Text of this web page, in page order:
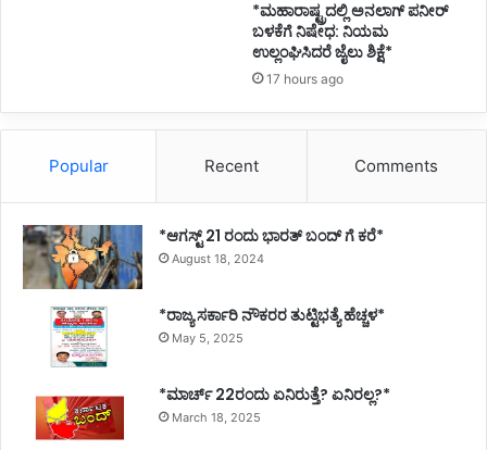
*ಮಹಾರಾಷ್ಟ್ರದಲ್ಲಿ ಅನಲಾಗ್ ಪನೀರ್
ಬಳಕೆಗೆ ನಿಷೇಧ: ನಿಯಮ
ಉಲ್ಲಂಘಿಸಿದರೆ ಜೈಲು ಶಿಕ್ಷೆ*
17 hours ago
Popular Recent Comments
*ಆಗಸ್ಟ್ 21 ರಂದು ಭಾರತ್‌ ಬಂದ್‌ ಗೆ ಕರೆ*
August 18, 2024
*ರಾಜ್ಯ ಸರ್ಕಾರಿ ನೌಕರರ ತುಟ್ಟಿಭತ್ಯೆ ಹೆಚ್ಚಳ*
May 5, 2025
*ಮಾರ್ಚ್ 22ರಂದು ಏನಿರುತ್ತೆ? ಏನಿರಲ್ಲ?*
March 18, 2025